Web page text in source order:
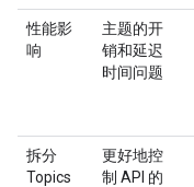
性能影
响
主题的开
销和延迟
时间问题
拆分
Topics
更好地控
制 API 的